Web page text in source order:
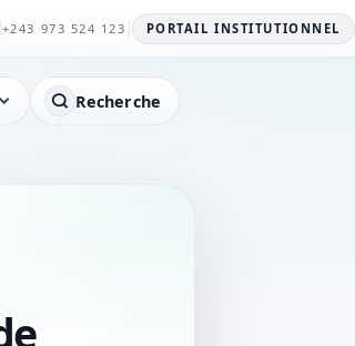
+243 973 524 123 PORTAIL INSTITUTIONNEL
Recherche